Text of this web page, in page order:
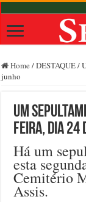
Home /DESTAQUE/
junho
Um
feira, dia 24
Há um
esta
Cemitério
Assis.